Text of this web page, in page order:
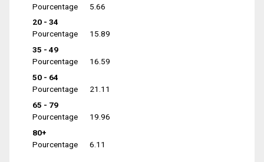
Pourcentage
5.66
20 - 34
Pourcentage
15.89
35 - 49
Pourcentage
16.59
50 - 64
Pourcentage
21.11
65 - 79
Pourcentage
19.96
80+
Pourcentage
6.11